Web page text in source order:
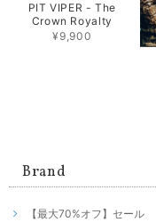
PIT VIPER - The
Crown Royalty
¥9,900
Brand
【最大70%オフ】セール